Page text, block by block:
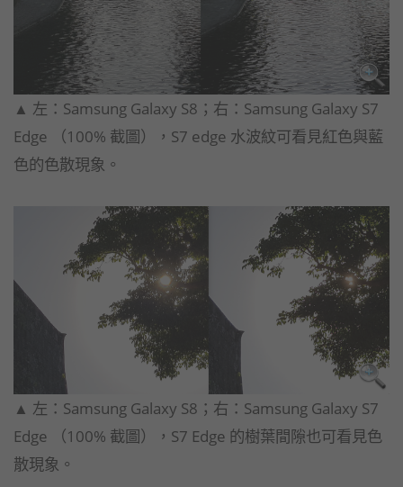
​▲ 左：Samsung Galaxy S8；右：Samsung Galaxy S7
Edge （100% 截圖），S7 edge 水波紋可看見紅色與藍
色的色散現象。
​▲ 左：Samsung Galaxy S8；右：Samsung Galaxy S7
Edge （100% 截圖），S7 Edge 的樹葉間隙也可看見色
散現象。